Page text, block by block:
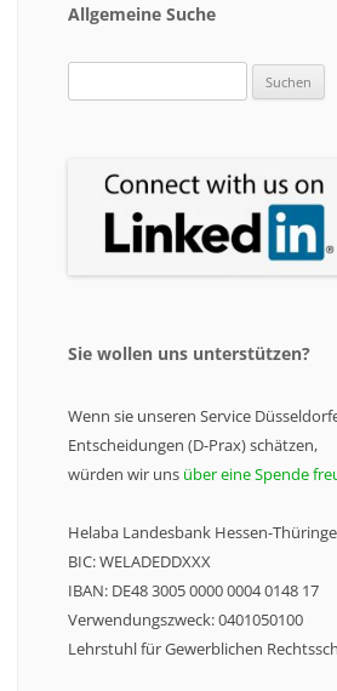
Allgemeine Suche
nach:
Sie wollen uns unterstützen?
Wenn sie unseren Service
Entscheidungen (D-Prax) schätzen,
würden wir uns über eine Spende
Helaba Landesbank Hessen-
BIC: WELADEDDXXX
IBAN: DE48 3005 0000 0004 0148 17
Verwendungszweck: 0401050100
Lehrstuhl für Gewerblichen